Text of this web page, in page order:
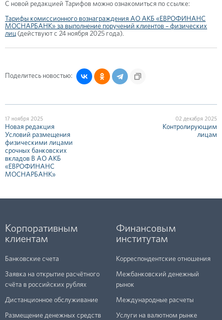
С новой редакцией Тарифов можно ознакомиться по ссылке:
Тарифы комиссионного вознаграждения АО АКБ «ЕВРОФИНАНС
МОСНАРБАНК» за выполнение поручений клиентов – физических
лиц (действуют с 24 ноября 2025 года).
Поделитесь новостью:
17 ноября 2025
Новая редакция
Условий размещения
физическими лицами
срочных банковских
вкладов В АО АКБ
«ЕВРОФИНАНС
МОСНАРБАНК»
02 декабря 2025
Контролирующим
лицам
Корпоративным
клиентам
Банковские счета
Заявка на открытие расчётного
счёта в российских рублях
Дистанционное обслуживание
Размещение денежных средств
Финансовым
институтам
Корреспондентские отношения
Межбанковский денежный
рынок
Международные расчеты
Услуги на валютном рынке